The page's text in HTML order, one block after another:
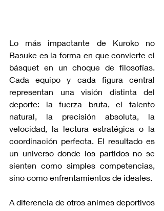
Lo más impactante de Kuroko no
Basuke es la forma en que convierte el
básquet en un choque de filosofías.
Cada equipo y cada figura central
representan una visión distinta del
deporte: la fuerza bruta, el talento
natural, la precisión absoluta, la
velocidad, la lectura estratégica o la
coordinación perfecta. El resultado es
un universo donde los partidos no se
sienten como simples competencias,
sino como enfrentamientos de ideales.
A diferencia de otros animes deportivos